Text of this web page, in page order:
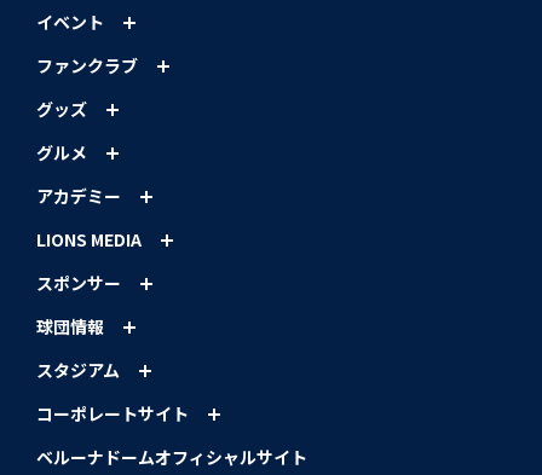
イベント
ファンクラブ
グッズ
グルメ
アカデミー
LIONS MEDIA
スポンサー
球団情報
スタジアム
コーポレートサイト
ベルーナドームオフィシャルサイト